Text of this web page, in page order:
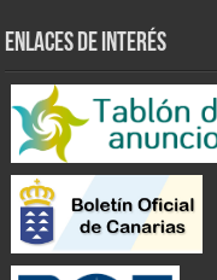
ENLACES DE INTERÉS